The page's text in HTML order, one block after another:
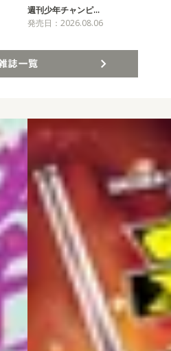
週刊少年チャンピ…
発売日：2026.08.06